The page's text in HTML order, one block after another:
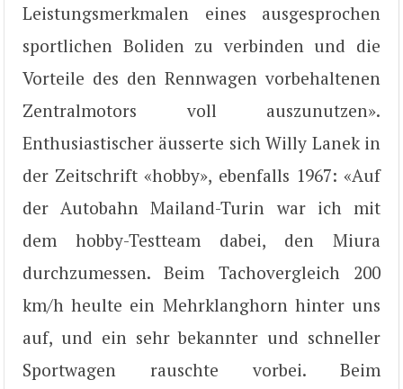
Leistungsmerkmalen eines ausgesprochen
sportlichen Boliden zu verbinden und die
Vorteile des den Rennwagen vorbehaltenen
Zentralmotors voll auszunutzen».
Enthusiastischer äusserte sich Willy Lanek in
der Zeitschrift «hobby», ebenfalls 1967: «Auf
der Autobahn Mailand-Turin war ich mit
dem hobby-Testteam dabei, den Miura
durchzumessen. Beim Tachovergleich 200
km/h heulte ein Mehrklanghorn hinter uns
auf, und ein sehr bekannter und schneller
Sportwagen rauschte vorbei. Beim